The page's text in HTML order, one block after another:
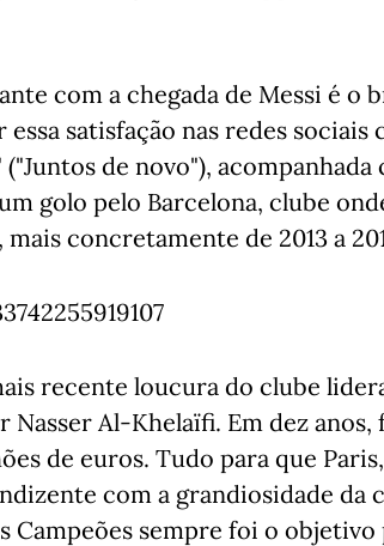
com a chegada de Messi é o
satisfação nas redes sociais
de novo"),
golo pelo Barcelona, clube
concretamente de 2013 a
recente loucura do clube
Nasser Al-Khelaïfi. Em dez
de euros. Tudo para que
com a grandiosidade da
Campeões sempre foi o